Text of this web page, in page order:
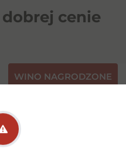
cenie
⁠WINO NAGRODZONE